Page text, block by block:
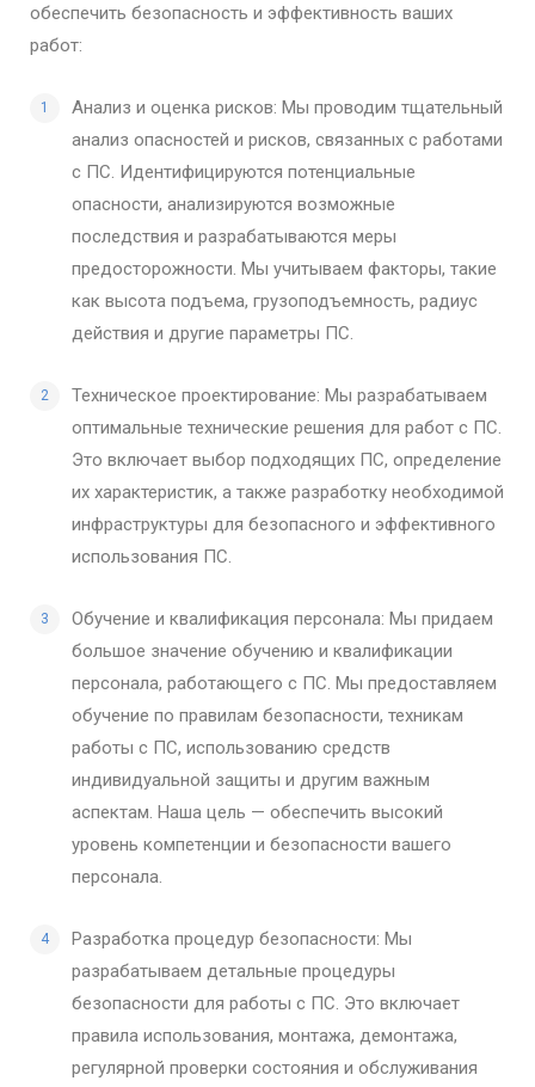
обеспечить безопасность и эффективность ваших
работ:
Анализ и оценка рисков: Мы проводим тщательный
анализ опасностей и рисков, связанных с работами
с ПС. Идентифицируются потенциальные
опасности, анализируются возможные
последствия и разрабатываются меры
предосторожности. Мы учитываем факторы, такие
как высота подъема, грузоподъемность, радиус
действия и другие параметры ПС.
Техническое проектирование: Мы разрабатываем
оптимальные технические решения для работ с ПС.
Это включает выбор подходящих ПС, определение
их характеристик, а также разработку необходимой
инфраструктуры для безопасного и эффективного
использования ПС.
Обучение и квалификация персонала: Мы придаем
большое значение обучению и квалификации
персонала, работающего с ПС. Мы предоставляем
обучение по правилам безопасности, техникам
работы с ПС, использованию средств
индивидуальной защиты и другим важным
аспектам. Наша цель — обеспечить высокий
уровень компетенции и безопасности вашего
персонала.
Разработка процедур безопасности: Мы
разрабатываем детальные процедуры
безопасности для работы с ПС. Это включает
правила использования, монтажа, демонтажа,
регулярной проверки состояния и обслуживания